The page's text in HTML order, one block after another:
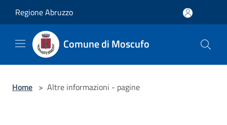
Regione Abruzzo
Comune di Moscufo
Home > Altre informazioni - pagine